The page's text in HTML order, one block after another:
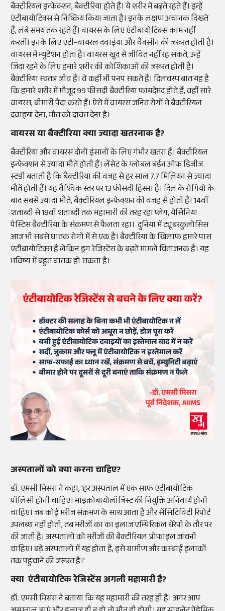
बैक्टीरियल इन्फेक्शन, बैक्टीरिया होते हैं। ये शरीर में बढ़ते रहते हैं। इन्हें
एंटीबायोटिक्स से निष्क्रिय किया जाता है। इनके लक्षण अचानक दिखते
हैं, लंबे समय तक रहते हैं। वायरस के लिए एंटीबायोटिक्स काम नहीं
करतीं। इनके लिए एंटी-वायरल दवाइंया और वैक्सीन की जरूरत होती है।
वायरस में म्युटेशन होता है। वायरस खुद से जीवित नहीं रह सकते, उन्हें
जिंदा रहने के लिए हमारे शरीर की कोशिकाओं की जरूरत होती है।
बैक्टीरिया स्वतंत्र जीव हैं। वे कहीं भी पनप सकते हैं। दिलचस्प बात यह है
कि हमारे शरीर में मौजूद 99 फीसदी बैक्टीरिया फायदेमंद होते हैं, वहीं सारे
वायरस, बीमारी पैदा करते हैं। ऐसे में वायरस जनित रोगों में बैक्टीरियल
दवाइयां देना, मौत को दावत देना है।
वायरस या बैक्टीरिया क्या ज्यादा खतरनाक है?
बैक्टीरिया और वायरस दोनों इंसानों के लिए गंभीर खतरा हैं। बैक्टीरियल
इन्फेक्शन से ज्यादा मौतें होती हैं। लेंसेट के ग्लोबल बर्डन ऑफ डिजीज
स्टडी बताती है कि बैक्टीरिया की वजह से हर साल 7.7 मिलियन से ज्यादा
मौतें होती हैं। यह वैश्विक स्तर पर 13 फीसदी हिस्सा है। दिल के रोगियो के
बाद सबसे ज्यादा मौतें, बैक्टीरियल इन्फेक्शन की वजह से होती हैं। 14वीं
शताब्दी से 18वीं शताब्दी तक महामारी की तरह रहा प्लेग, येर्सिनिया
पेस्टिस बैक्टीरिया के संक्रमण से फैलता रहा। दुनिया में ट्यूबरकुलोसिस
आज भी सबसे घातक रोगों में से एक है। बैक्टीरिया के खिलाफ हमारे पास
एंटीबायोटिक्स हैं लेकिन ड्रग रेजिस्टेंस के बढ़ते मामले चिंताजनक हैं। यह
भविष्य में बहुत घातक हो सकता है।
अस्पतालों को क्या करना चाहिए?
डॉ. एमसी मिसरा ने कहा, 'हर अस्पताल में एक साफ एंटीबायोटिक
पॉलिसी होनी चाहिए। माइक्रोबायोलॉजिस्ट की नियुक्ति अनिवार्य होनी
चाहिए। जब कोई मरीज संक्रमण के साथ आता है और सेंसिटिविटी रिपोर्ट
उपलब्ध नहीं होती, तब मरीजों का का इलाज एम्पिरिकल थेरेपी के तौर पर
की जाती है। अस्पतालों को मरीजों की बैक्टीरियल प्रोफाइल जांचनी
चाहिए। बड़े अस्पतालों में यह होता है, इसे ग्रामीण और कस्बाई इलाकों
तक पहुंचाने की जरूरत है।'
क्या एंटीबायोटिक रेजिस्टेंस अगली महामारी है?
डॉ. एमसी मिसरा ने बताया कि यह महामारी की तरह ही है। अगर आप